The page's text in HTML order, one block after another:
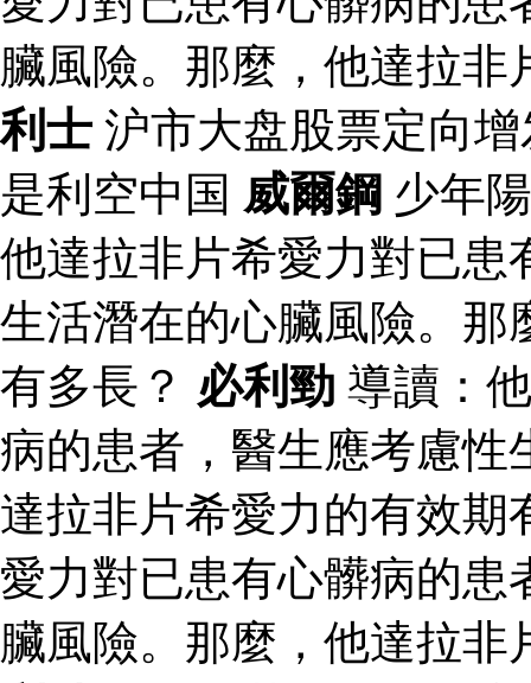
臟風險。那麼，他達拉
利士 沪市大盘股票定向
是利空中国 威爾鋼 少年
他達拉非片希愛力對已患
生活潛在的心臟風險。那
有多長？ 必利勁 導讀：
病的患者，醫生應考慮性
達拉非片希愛力的有效期
愛力對已患有心髒病的患
臟風險。那麼，他達拉